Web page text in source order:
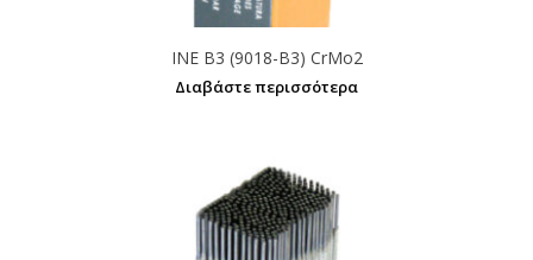
INE B3 (9018-B3) CrMo2
Διαβάστε περισσότερα